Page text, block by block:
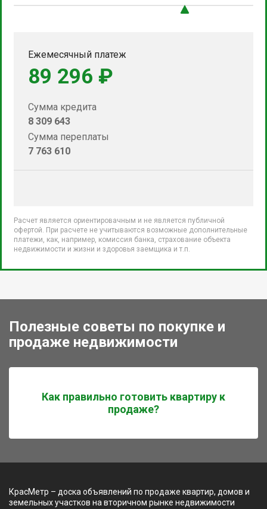
Ежемесячный платеж
89 296 ₽
Сумма кредита
8 309 643
Сумма переплаты
7 763 610
Расчет является ориентировачным и не является публичной
офертой. При расчете не учитываются возможные дополнительные
платежи, как, например, комиссия банка, страхование объекта
недвижимости и жизни и здоровья заемщика и т.п.
Полезные советы по покупке и
продаже недвижимости
Как правильно готовить квартиру к
продаже?
КрасМетр – доска объявлений по продаже квартир, домов и
земельных участков на вторичном рынке недвижимости